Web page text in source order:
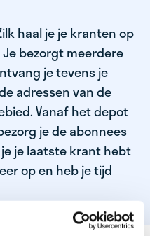
haal je je kranten op
bezorgt meerdere
je tevens je
adressen van de
Vanaf het depot
je de abonnees
je laatste krant hebt
op en heb je tijd